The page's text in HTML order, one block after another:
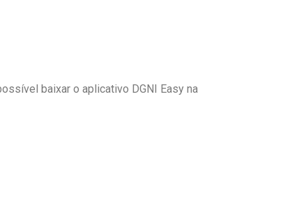
baixar o aplicativo DGNI Easy na